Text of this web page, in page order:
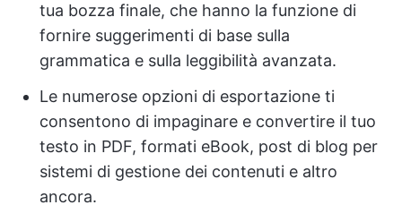
tua bozza finale, che hanno la funzione di
fornire suggerimenti di base sulla
grammatica e sulla leggibilità avanzata.
Le numerose opzioni di esportazione ti
consentono di impaginare e convertire il tuo
testo in PDF, formati eBook, post di blog per
sistemi di gestione dei contenuti e altro
ancora.